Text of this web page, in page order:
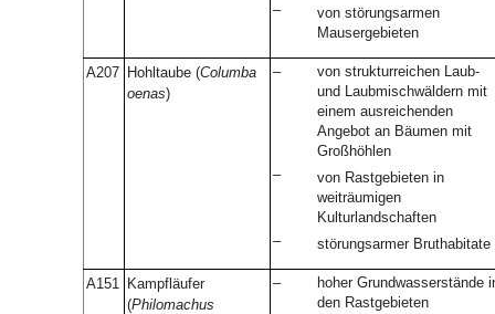
–
von störungsarmen
Mausergebieten
A207 Hohltaube (Columba
oenas)
–
von strukturreichen Laub-
und Laubmischwäldern mit
einem ausreichenden
Angebot an Bäumen mit
Großhöhlen
–
von Rastgebieten in
weiträumigen
Kulturlandschaften
–
störungsarmer Bruthabitate
A151 Kampfläufer
(Philomachus
–
hoher Grundwasserstände
den Rastgebieten